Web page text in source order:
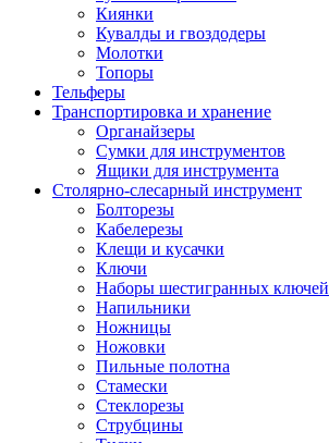
Киянки
Кувалды и гвоздодеры
Молотки
Топоры
Тельферы
Транспортировка и хранение
Органайзеры
Сумки для инструментов
Ящики для инструмента
Столярно-слесарный инструмент
Болторезы
Кабелерезы
Клещи и кусачки
Ключи
Наборы шестигранных ключей
Напильники
Ножницы
Ножовки
Пильные полотна
Стамески
Стеклорезы
Струбцины